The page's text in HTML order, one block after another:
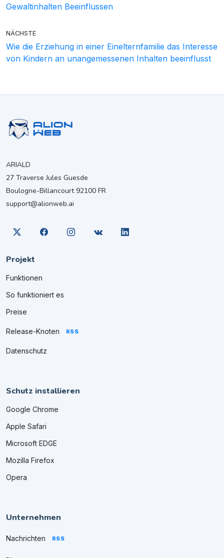
Gewaltinhalten Beeinflussen
NÄCHSTE
Wie die Erziehung in einer Einelternfamilie das Interesse
von Kindern an unangemessenen Inhalten beeinflusst
ARIALD
27 Traverse Jules Guesde
Boulogne-Billancourt 92100 FR
support@alionweb.ai
Projekt
Funktionen
So funktioniert es
Preise
Release-Knoten RSS
Datenschutz
Schutz installieren
Google Chrome
Apple Safari
Microsoft EDGE
Mozilla Firefox
Opera
Unternehmen
Nachrichten RSS